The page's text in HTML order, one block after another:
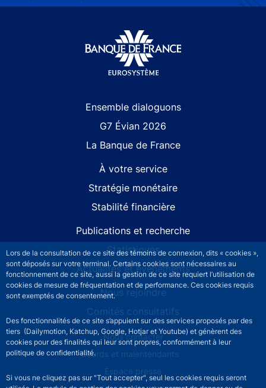
Lors de la consultation de ce site des témoins de connexion, dits « cookies »,
sont déposés sur votre terminal. Certains cookies sont nécessaires au
fonctionnement de ce site, aussi la gestion de ce site requiert l’utilisation de
cookies de mesure de fréquentation et de performance. Ces cookies requis
sont exemptés de consentement.
Des fonctionnalités de ce site s’appuient sur des services proposés par des
tiers (Dailymotion, Katchup, Google, Hotjar et Youtube) et génèrent des
cookies pour des finalités qui leur sont propres, conformément à leur
politique de confidentialité.
Si vous ne cliquez pas sur "Tout accepter", seul les cookies requis seront
Ensemble dialoguons
G7 Évian 2026
La Banque de France
À votre service
Stratégie monétaire
Stabilité financière
Publications et recherche
Statistiques
Actualités et événements
Nous rejoindre
Comités consultatifs
Footer secondary menuNous contacter
Sourds et malentendants
Espace presse